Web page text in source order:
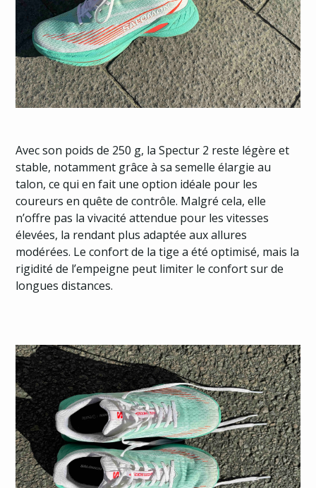
Avec son poids de 250 g, la Spectur 2 reste légère et
stable, notamment grâce à sa semelle élargie au
talon, ce qui en fait une option idéale pour les
coureurs en quête de contrôle. Malgré cela, elle
n’offre pas la vivacité attendue pour les vitesses
élevées, la rendant plus adaptée aux allures
modérées. Le confort de la tige a été optimisé, mais la
rigidité de l’empeigne peut limiter le confort sur de
longues distances.